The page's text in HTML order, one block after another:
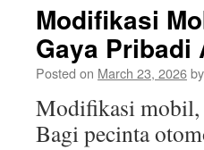
Modifikasi
Gaya Pribadi
Posted on March 23, 2026by
Modifikasi mobil,
Bagi pecinta